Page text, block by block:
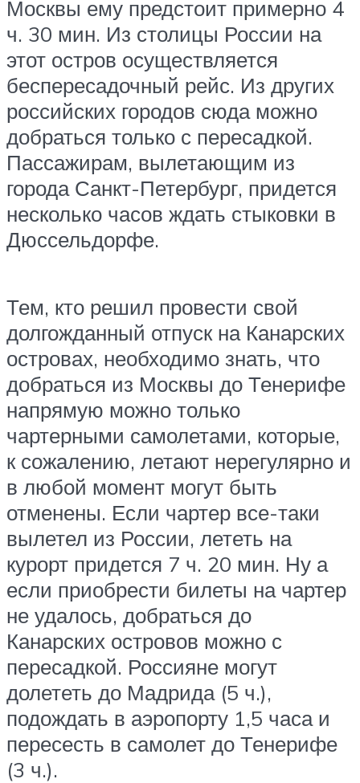
Москвы ему предстоит примерно 4
ч. 30 мин. Из столицы России на
этот остров осуществляется
беспересадочный рейс. Из других
российских городов сюда можно
добраться только с пересадкой.
Пассажирам, вылетающим из
города Санкт-Петербург, придется
несколько часов ждать стыковки в
Дюссельдорфе.
Тем, кто решил провести свой
долгожданный отпуск на Канарских
островах, необходимо знать, что
добраться из Москвы до Тенерифе
напрямую можно только
чартерными самолетами, которые,
к сожалению, летают нерегулярно и
в любой момент могут быть
отменены. Если чартер все-таки
вылетел из России, лететь на
курорт придется 7 ч. 20 мин. Ну а
если приобрести билеты на чартер
не удалось, добраться до
Канарских островов можно с
пересадкой. Россияне могут
долететь до Мадрида (5 ч.),
подождать в аэропорту 1,5 часа и
пересесть в самолет до Тенерифе
(3 ч.).